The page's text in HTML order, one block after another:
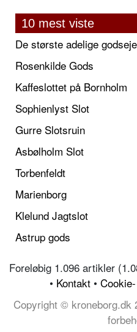
10 mest viste
De største adelige
Rosenkilde Gods
Kaffeslottet på Bornholm
Sophienlyst Slot
Gurre Slotsruin
Asbølholm Slot
Torbenfeldt
Marienborg
Klelund Jagtslot
Astrup gods
Foreløbig 1.096 artikler
• Kontakt •
Copyright © kroneborg.dk